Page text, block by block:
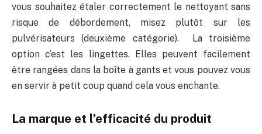
vous souhaitez étaler correctement le nettoyant sans
risque de débordement, misez plutôt sur les
pulvérisateurs (deuxième catégorie). La troisième
option c’est les lingettes. Elles peuvent facilement
être rangées dans la boîte à gants et vous pouvez vous
en servir à petit coup quand cela vous enchante.
La marque et l’efficacité du produit